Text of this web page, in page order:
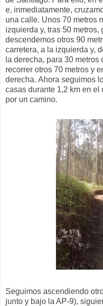
e, inmediatamente,
una calle. Unos 70 metros
izquierda y, tras 50
descendemos otros 90
carretera, a la izquierda y,
la derecha, para 30
recorrer otros 70 metros y
derecha. Ahora seguimos
casas durante 1,2 km en
por un camino.
Seguimos ascendiendo
junto y bajo la AP-9),